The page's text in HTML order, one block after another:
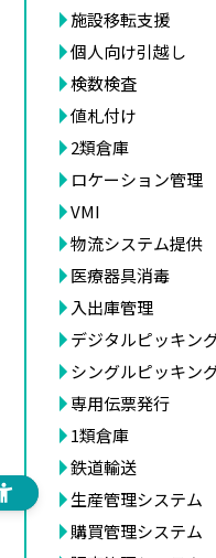
施設移転支援
個人向け引越し
検数検査
値札付け
2類倉庫
ロケーション管理
VMI
物流システム提供
医療器具消毒
入出庫管理
デジタルピッキン
シングルピッキン
専用伝票発行
1類倉庫
鉄道輸送
生産管理システム
購買管理システム